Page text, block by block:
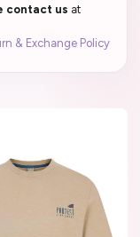
contact us at
& Exchange Policy